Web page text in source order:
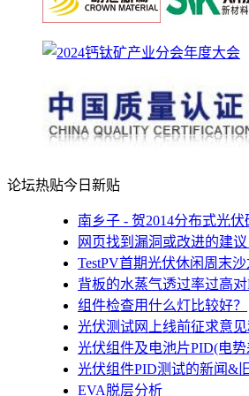
论坛热贴今日新贴
南乡子 - 贺2014分布式光
网页找到漏洞或改进的建
TestPV首期光伏休闲周末
背板的水蒸气透过率过高
组件检查用什么灯比较好？
光伏测试网上线前征求意
光伏组件及电池片PID(电
光伏组件PID测试的新闻&
EVA脱层分析